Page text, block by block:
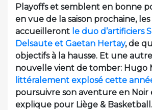
Playoffs et semblent en bonne
en vue de la saison prochaine,
accueilleront le duo d’artificiers
Delsaute et Gaetan Hertay, de
objectifs à la hausse. Et une
nouvelle vient de tomber: Hugo
littéralement explosé cette
poursuivre son aventure en Noir
explique pour Liège & Basketball.